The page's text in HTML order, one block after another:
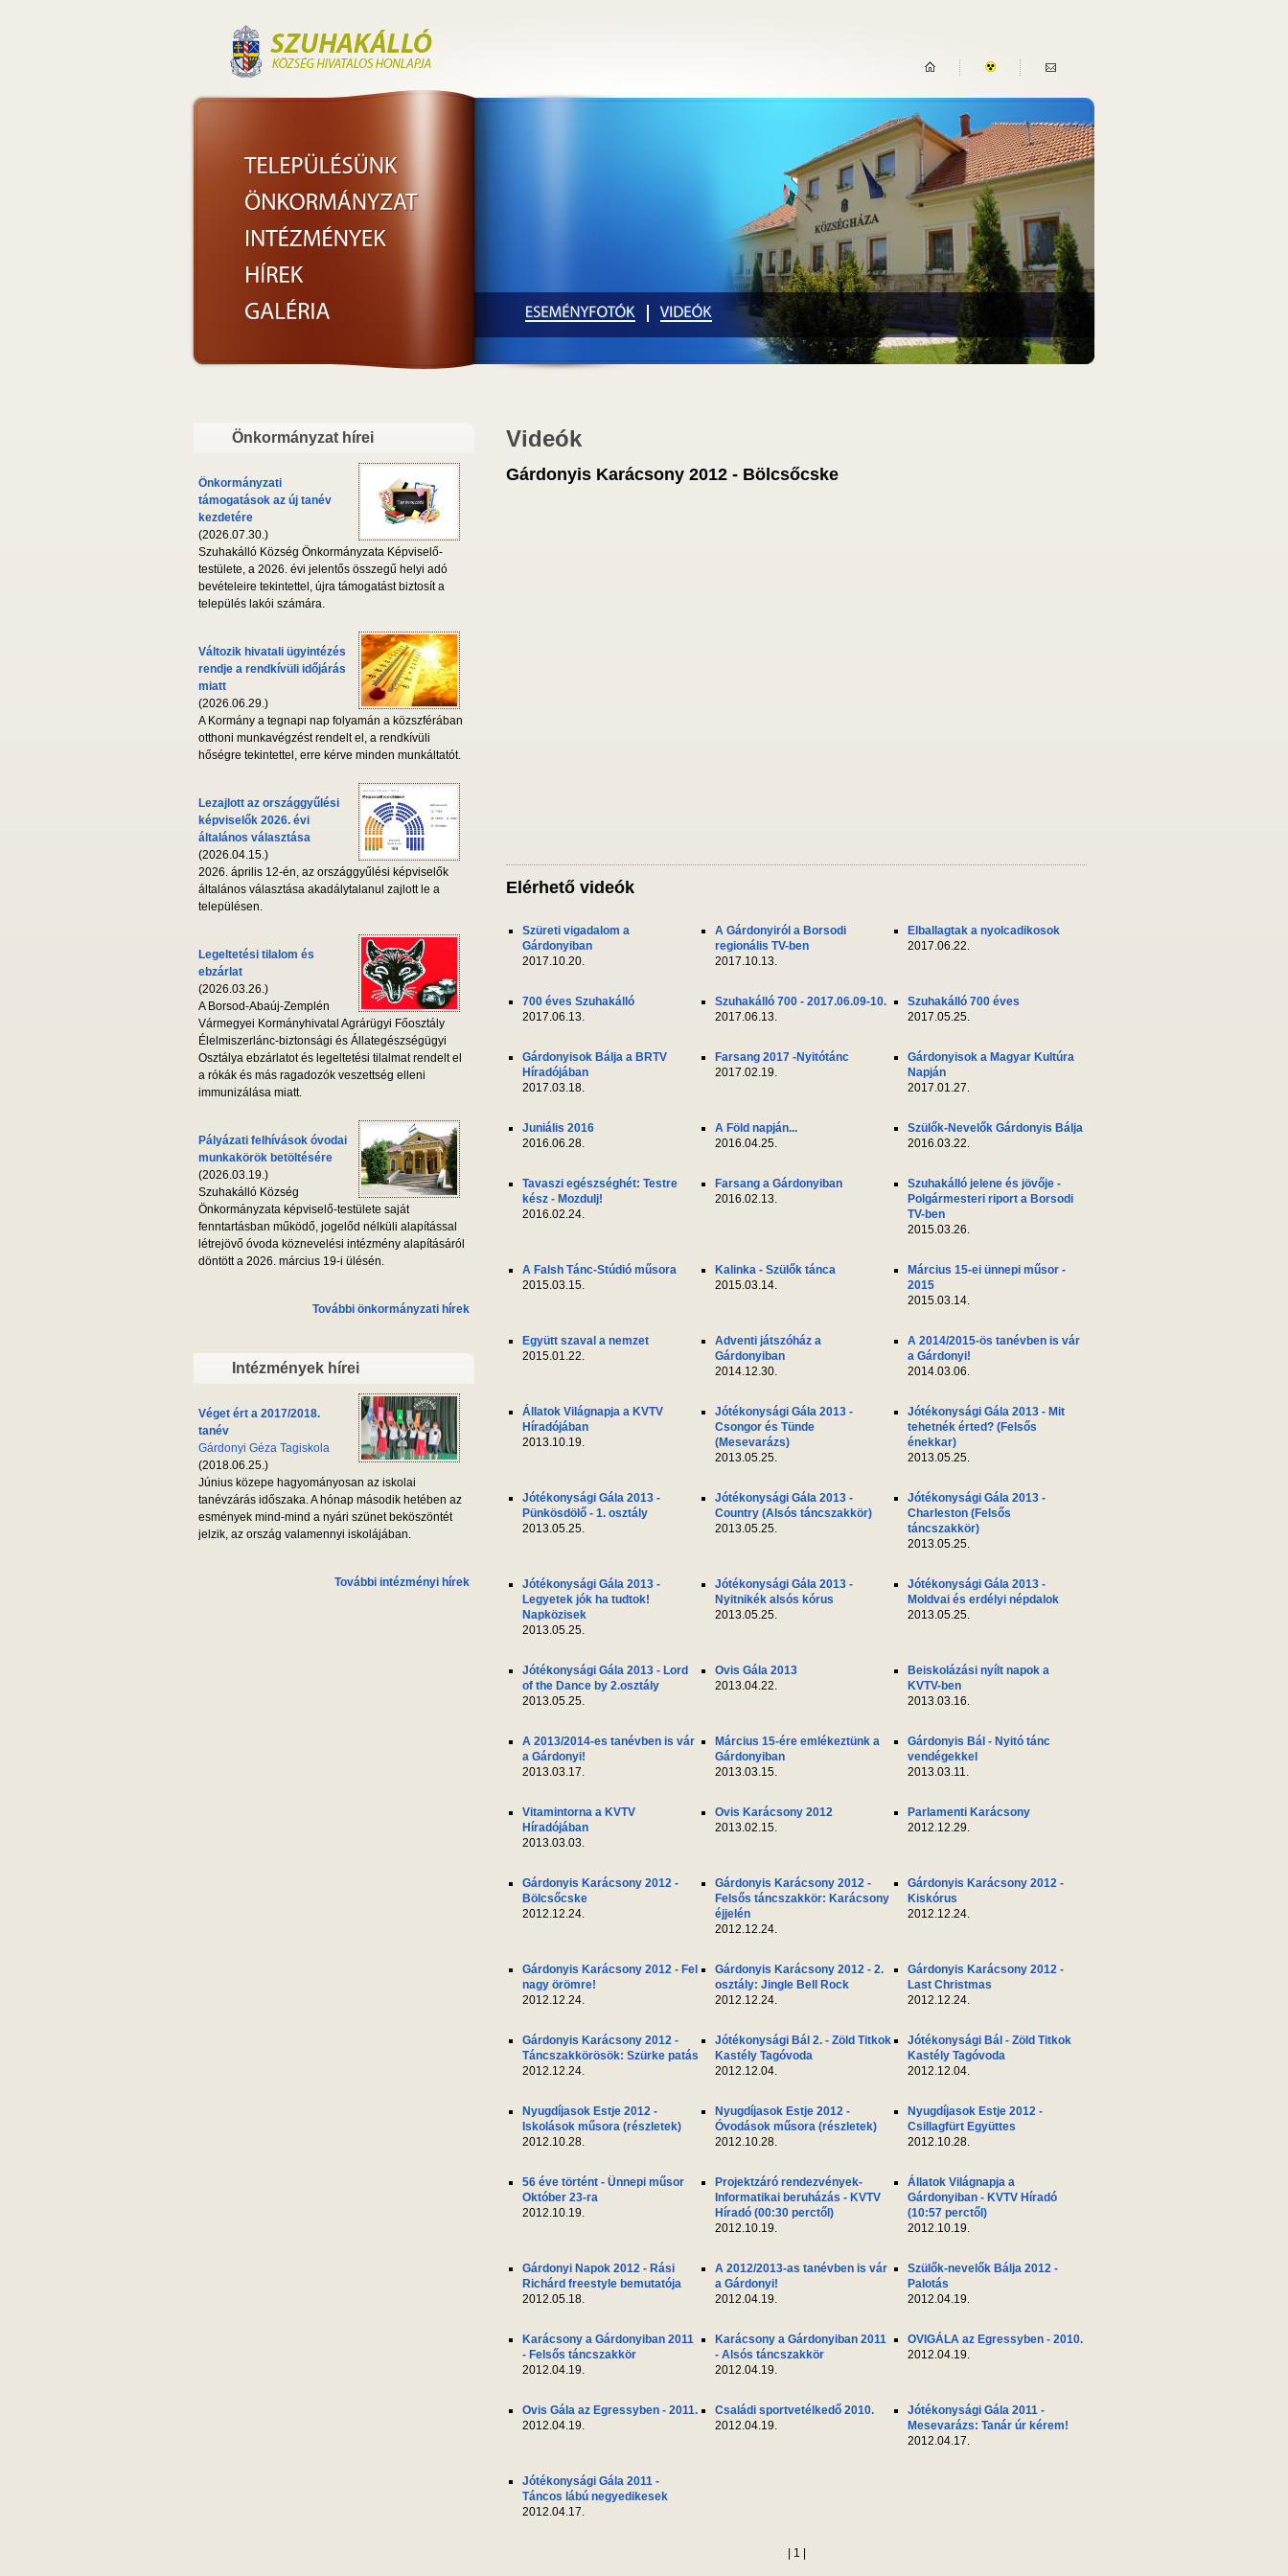
Önkormányzat hírei
Önkormányzati
támogatások az új tanév
kezdetére
(2026.07.30.)
Szuhakálló Község Önkormányzata Képviselő-
testülete, a 2026. évi jelentős összegű helyi adó
bevételeire tekintettel, újra támogatást biztosít a
település lakói számára.
Változik hivatali ügyintézés
rendje a rendkívüli időjárás
miatt
(2026.06.29.)
A Kormány a tegnapi nap folyamán a közszférában
otthoni munkavégzést rendelt el, a rendkívüli
hőségre tekintettel, erre kérve minden munkáltatót.
Lezajlott az országgyűlési
képviselők 2026. évi
általános választása
(2026.04.15.)
2026. április 12-én, az országgyűlési képviselők
általános választása akadálytalanul zajlott le a
településen.
Legeltetési tilalom és
ebzárlat
(2026.03.26.)
A Borsod-Abaúj-Zemplén
Vármegyei Kormányhivatal Agrárügyi Főosztály
Élelmiszerlánc-biztonsági és Állategészségügyi
Osztálya ebzárlatot és legeltetési tilalmat rendelt el
a rókák és más ragadozók veszettség elleni
immunizálása miatt.
Pályázati felhívások óvodai
munkakörök betöltésére
(2026.03.19.)
Szuhakálló Község
Önkormányzata képviselő-testülete saját
fenntartásban működő, jogelőd nélküli alapítással
létrejövő óvoda köznevelési intézmény alapításáról
döntött a 2026. március 19-i ülésén.
További önkormányzati hírek
Intézmények hírei
Véget ért a 2017/2018.
tanév
Gárdonyi Géza Tagiskola
(2018.06.25.)
Június közepe hagyományosan az iskolai
tanévzárás időszaka. A hónap második hetében az
esmények mind-mind a nyári szünet beköszöntét
jelzik, az ország valamennyi iskolájában.
További intézményi hírek
Videók
Gárdonyis Karácsony 2012 - Bölcsőcske
Elérhető videók
Szüreti vigadalom a
Gárdonyiban
2017.10.20.
A Gárdonyiról a Borsodi
regionális TV-ben
2017.10.13.
Elballagtak a nyolcadikosok
2017.06.22.
700 éves Szuhakálló
2017.06.13.
Szuhakálló 700 - 2017.06.09-10.
2017.06.13.
Szuhakálló 700 éves
2017.05.25.
Gárdonyisok Bálja a BRTV
Híradójában
2017.03.18.
Farsang 2017 -Nyitótánc
2017.02.19.
Gárdonyisok a Magyar Kultúra
Napján
2017.01.27.
Juniális 2016
2016.06.28.
A Föld napján...
2016.04.25.
Szülők-Nevelők Gárdonyis Bálja
2016.03.22.
Tavaszi egészséghét: Testre
kész - Mozdulj!
2016.02.24.
Farsang a Gárdonyiban
2016.02.13.
Szuhakálló jelene és jövője -
Polgármesteri riport a Borsodi
TV-ben
2015.03.26.
A Falsh Tánc-Stúdió műsora
2015.03.15.
Kalinka - Szülők tánca
2015.03.14.
Március 15-ei ünnepi műsor -
2015
2015.03.14.
Együtt szaval a nemzet
2015.01.22.
Adventi játszóház a
Gárdonyiban
2014.12.30.
A 2014/2015-ös tanévben is vár
a Gárdonyi!
2014.03.06.
Állatok Világnapja a KVTV
Híradójában
2013.10.19.
Jótékonysági Gála 2013 -
Csongor és Tünde
(Mesevarázs)
2013.05.25.
Jótékonysági Gála 2013 - Mit
tehetnék érted? (Felsős
énekkar)
2013.05.25.
Jótékonysági Gála 2013 -
Pünkösdölő - 1. osztály
2013.05.25.
Jótékonysági Gála 2013 -
Country (Alsós táncszakkör)
2013.05.25.
Jótékonysági Gála 2013 -
Charleston (Felsős
táncszakkör)
2013.05.25.
Jótékonysági Gála 2013 -
Legyetek jók ha tudtok!
Napközisek
2013.05.25.
Jótékonysági Gála 2013 -
Nyitnikék alsós kórus
2013.05.25.
Jótékonysági Gála 2013 -
Moldvai és erdélyi népdalok
2013.05.25.
Jótékonysági Gála 2013 - Lord
of the Dance by 2.osztály
2013.05.25.
Ovis Gála 2013
2013.04.22.
Beiskolázási nyílt napok a
KVTV-ben
2013.03.16.
A 2013/2014-es tanévben is vár
a Gárdonyi!
2013.03.17.
Március 15-ére emlékeztünk a
Gárdonyiban
2013.03.15.
Gárdonyis Bál - Nyitó tánc
vendégekkel
2013.03.11.
Vitamintorna a KVTV
Híradójában
2013.03.03.
Ovis Karácsony 2012
2013.02.15.
Parlamenti Karácsony
2012.12.29.
Gárdonyis Karácsony 2012 -
Bölcsőcske
2012.12.24.
Gárdonyis Karácsony 2012 -
Felsős táncszakkör: Karácsony
éjjelén
2012.12.24.
Gárdonyis Karácsony 2012 -
Kiskórus
2012.12.24.
Gárdonyis Karácsony 2012 - Fel
nagy örömre!
2012.12.24.
Gárdonyis Karácsony 2012 - 2.
osztály: Jingle Bell Rock
2012.12.24.
Gárdonyis Karácsony 2012 -
Last Christmas
2012.12.24.
Gárdonyis Karácsony 2012 -
Táncszakkörösök: Szürke patás
2012.12.24.
Jótékonysági Bál 2. - Zöld Titkok
Kastély Tagóvoda
2012.12.04.
Jótékonysági Bál - Zöld Titkok
Kastély Tagóvoda
2012.12.04.
Nyugdíjasok Estje 2012 -
Iskolások műsora (részletek)
2012.10.28.
Nyugdíjasok Estje 2012 -
Óvodások műsora (részletek)
2012.10.28.
Nyugdíjasok Estje 2012 -
Csillagfürt Együttes
2012.10.28.
56 éve történt - Ünnepi műsor
Október 23-ra
2012.10.19.
Projektzáró rendezvények-
Informatikai beruházás - KVTV
Híradó (00:30 perctől)
2012.10.19.
Állatok Világnapja a
Gárdonyiban - KVTV Híradó
(10:57 perctől)
2012.10.19.
Gárdonyi Napok 2012 - Rási
Richárd freestyle bemutatója
2012.05.18.
A 2012/2013-as tanévben is vár
a Gárdonyi!
2012.04.19.
Szülők-nevelők Bálja 2012 -
Palotás
2012.04.19.
Karácsony a Gárdonyiban 2011
- Felsős táncszakkör
2012.04.19.
Karácsony a Gárdonyiban 2011
- Alsós táncszakkör
2012.04.19.
OVIGÁLA az Egressyben - 2010.
2012.04.19.
Ovis Gála az Egressyben - 2011.
2012.04.19.
Családi sportvetélkedő 2010.
2012.04.19.
Jótékonysági Gála 2011 -
Mesevarázs: Tanár úr kérem!
2012.04.17.
Jótékonysági Gála 2011 -
Táncos lábú negyedikesek
2012.04.17.
| 1 |